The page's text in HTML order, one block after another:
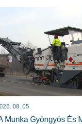
08. 05.
Munka Gyöngyös És